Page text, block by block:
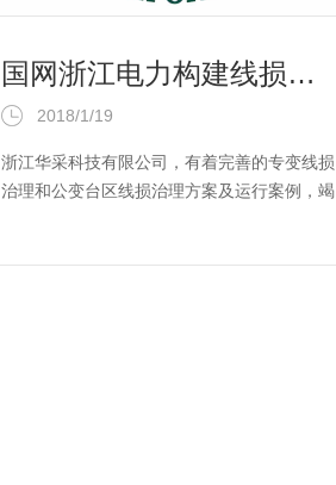
国网浙江电力构建线损管理新模式
2018/1/19
浙江华采科技有限公司，有着完善的专变线损
治理和公变台区线损治理方案及运行案例，竭